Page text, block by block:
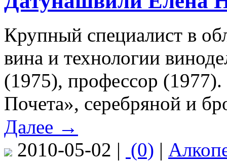
Крупный специалист в
вина и технологии
(1975), профессор
Почета», серебряной и
Далее →
2010-05-02 | (0) |